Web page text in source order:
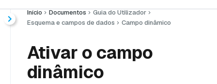
Início Documentos
Guia do Utilizador
Esquema e campos de dados
Campo dinâmico
Ativar o campo
dinâmico